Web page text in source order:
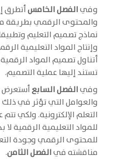
وفيالفصل الخامسأتطرق
والمحتوى الرقمي بطريقة
نماذج تصميم التعليم
وإنتاج المواد التعليمية
أتناول تصميم المواد
تستند إليها عملية التصميم.
وفيالفصل السابعأستعرض
والعوامل التي تؤثر في
التعلم الإلكترونية. ولكي
للمواد التعليمية الرقمية
للمحتوى الرقمي وجودة
مناقشته فيالفصل الثامن.